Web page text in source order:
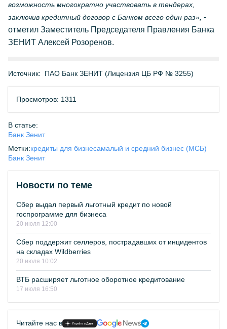
возможность многократно участвовать в тендерах,
заключив кредитный договор с Банком всего один раз», -
отметил Заместитель Председателя Правления Банка
ЗЕНИТ Алексей Розоренов.
Источник: ПАО Банк ЗЕНИТ (Лицензия ЦБ РФ № 3255)
Просмотров: 1311
В статье:
Банк Зенит
Метки:кредиты для бизнесамалый и средний бизнес (МСБ)
Банк Зенит
Новости по теме
Сбер выдал первый льготный кредит по новой
госпрограмме для бизнеса
20 июля 12:00
Сбер поддержит селлеров, пострадавших от инцидентов
на складах Wildberries
20 июля 10:02
ВТБ расширяет льготное оборотное кредитование
17 июля 16:50
Читайте нас в